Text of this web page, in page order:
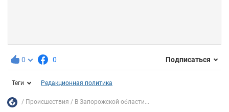
0 0 Подписаться
Теги Редакционная политика
Происшествия В Запорожской области...